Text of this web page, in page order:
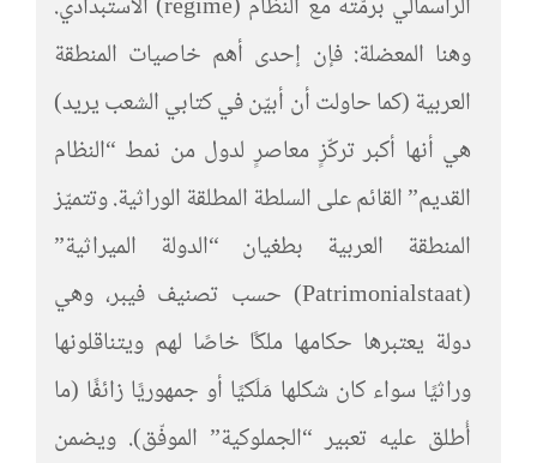
الرأسمالي برمّته مع النظام (regime) الاستبدادي.
وهنا المعضلة: فإن إحدى أهم خاصيات المنطقة
العربية (كما حاولت أن أبيّن في كتابي الشعب يريد)
هي أنها أكبر تركّزٍ معاصرٍ لدول من نمط “النظام
القديم” القائم على السلطة المطلقة الوراثية. وتتميّز
المنطقة العربية بطغيان “الدولة الميراثية”
(Patrimonialstaat) حسب تصنيف فيبر، وهي
دولة يعتبرها حكامها ملكًا خاصًا لهم ويتناقلونها
وراثيًا سواء كان شكلها مَلَكيًا أو جمهوريًا زائفًا (ما
أُطلق عليه تعبير “الجملوكية” الموفّق). ويضمن